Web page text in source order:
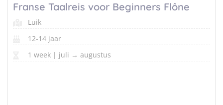
Franse Taalreis voor Beginners Flône
Luik
12-14 jaar
1 week | juli → augustus